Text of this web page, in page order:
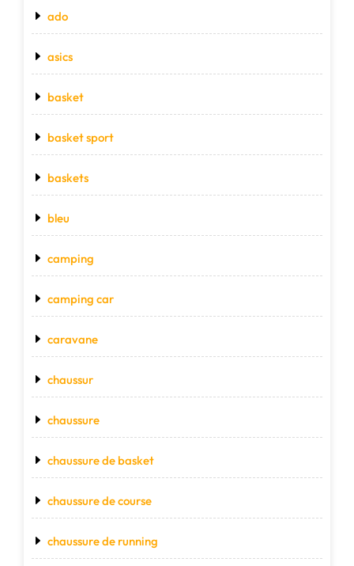
ado
asics
basket
basket sport
baskets
bleu
camping
camping car
caravane
chaussur
chaussure
chaussure de basket
chaussure de course
chaussure de running